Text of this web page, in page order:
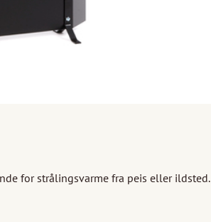
for strålingsvarme fra peis eller ildsted.